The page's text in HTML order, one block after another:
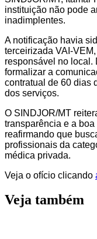
instituição não pode
inadimplentes.
A notificação havia
terceirizada VAI-
responsável no local.
formalizar a
contratual de 60 dias
dos serviços.
O SINDJOR/MT
transparência e a
reafirmando que
profissionais da
médica privada.
Veja o ofício clicando
Veja também